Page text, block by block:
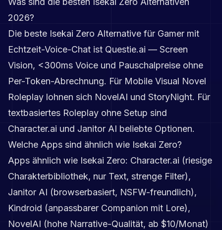
2026?
Die beste Isekai Zero Alternative für Gamer mit
Echtzeit-Voice-Chat ist Questie.ai — Screen
Vision, <300ms Voice und Pauschalpreise ohne
Per-Token-Abrechnung. Für Mobile Visual Novel
Roleplay lohnen sich NovelAI und StoryNight. Für
textbasiertes Roleplay ohne Setup sind
Character.ai und Janitor AI beliebte Optionen.
Welche Apps sind ähnlich wie Isekai Zero?
Apps ähnlich wie Isekai Zero: Character.ai (riesige
Charakterbibliothek, nur Text, strenge Filter),
Janitor AI (browserbasiert, NSFW-freundlich),
Kindroid (anpassbarer Companion mit Lore),
NovelAI (hohe Narrative-Qualität, ab $10/Monat)